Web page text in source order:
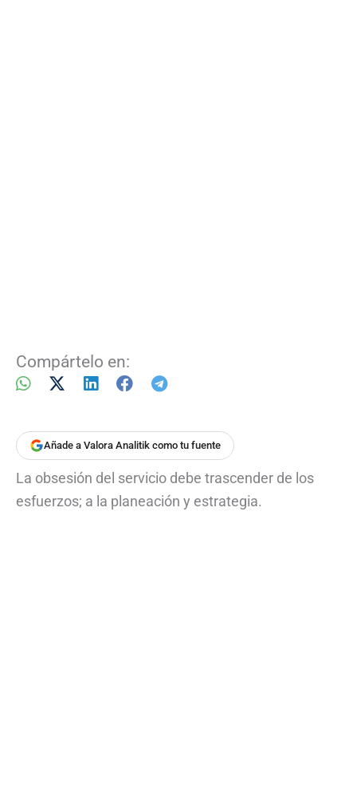
Compártelo en:
Añade a Valora Analitik como tu fuente
La obsesión del servicio debe trascender de los
esfuerzos; a la planeación y estrategia.